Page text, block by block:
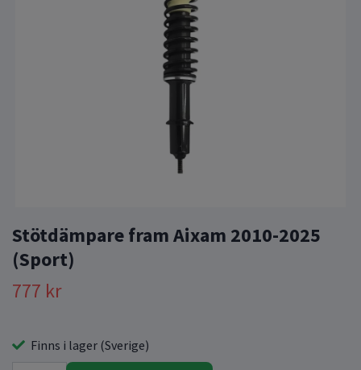
Stötdämpare fram Aixam 2010-2025
(Sport)
777 kr
Finns i lager (Sverige)